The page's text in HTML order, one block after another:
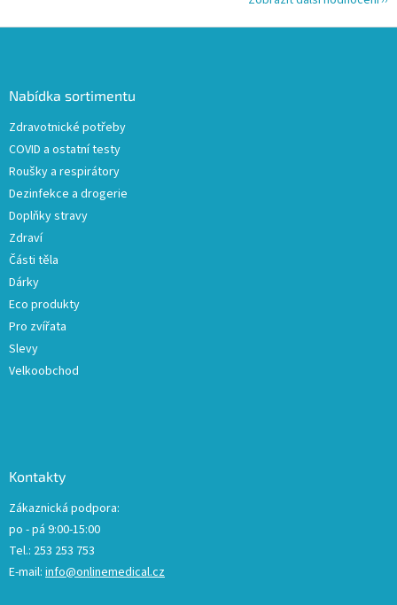
Nabídka sortimentu
Zdravotnické potřeby
COVID a ostatní testy
Roušky a respirátory
Dezinfekce a drogerie
Doplňky stravy
Zdraví
Části těla
Dárky
Eco produkty
Pro zvířata
Slevy
Velkoobchod
Kontakty
Zákaznická podpora:
po - pá 9:00-15:00
Tel.: 253 253 753
E-mail: info@onlinemedical.cz